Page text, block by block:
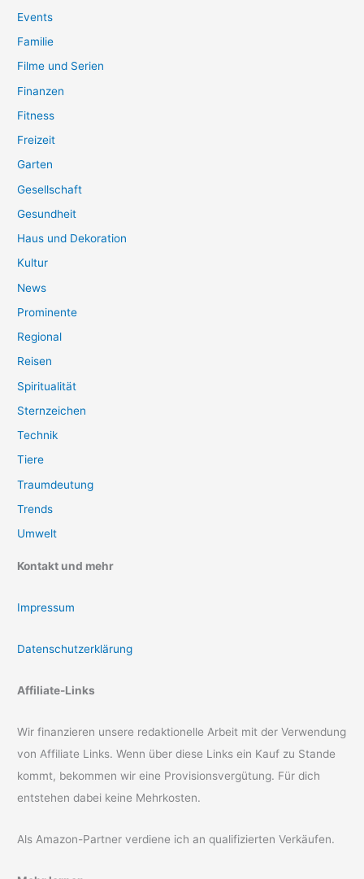
Events
Familie
Filme und Serien
Finanzen
Fitness
Freizeit
Garten
Gesellschaft
Gesundheit
Haus und Dekoration
Kultur
News
Prominente
Regional
Reisen
Spiritualität
Sternzeichen
Technik
Tiere
Traumdeutung
Trends
Umwelt
Kontakt und mehr
Impressum
Datenschutzerklärung
Affiliate-Links
Wir finanzieren unsere redaktionelle Arbeit mit der Verwendung
von Affiliate Links. Wenn über diese Links ein Kauf zu Stande
kommt, bekommen wir eine Provisionsvergütung. Für dich
entstehen dabei keine Mehrkosten.
Als Amazon-Partner verdiene ich an qualifizierten Verkäufen.